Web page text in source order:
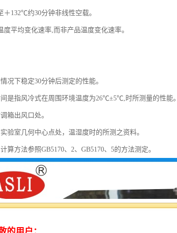
＋132℃约30分钟非线性空载。
度平均变化速率,而非产品温度变化速率。
况下稳定30分钟后测定的性能。
是指风冷式在周围环境温度为26℃±5℃,时所测量的性能
箱出风口处。
验室几何中心点处，温湿度时的所测之资料。
算方法参照GB5170、2、GB5170、5的方法测定。